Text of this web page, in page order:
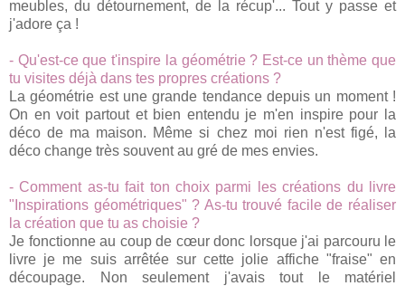
meubles, du détournement, de la récup'... Tout y passe et
j'adore ça !
- Qu'est-ce que t'inspire la géométrie ? Est-ce un thème que
tu visites déjà dans tes propres créations ?
La géométrie est une grande tendance depuis un moment !
On en voit partout et bien entendu je m'en inspire pour la
déco de ma maison. Même si chez moi rien n'est figé, la
déco change très souvent au gré de mes envies.
- Comment as-tu fait ton choix parmi les créations du livre
"Inspirations géométriques" ? As-tu trouvé facile de réaliser
la création que tu as choisie ?
Je fonctionne au coup de cœur donc lorsque j'ai parcouru le
livre je me suis arrêtée sur cette jol ie affiche "fraise" en
découpage. Non seulement j'avais tout le matériel